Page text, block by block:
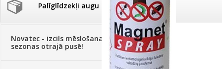
Palīglīdzekļi augu audzēšanai(72)
Klientu Diena
Novatec - izcils mēslošanai arī
sezonas otrajā pusē!